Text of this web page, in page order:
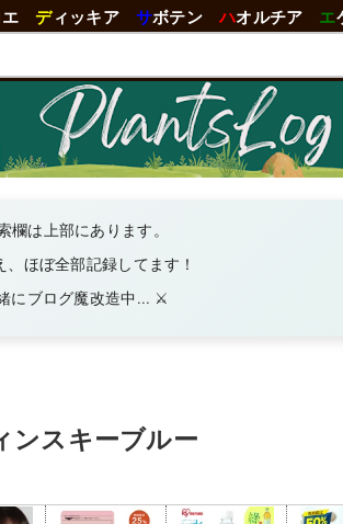
ディッキア サボテン ハオルチア エ
欄は上部にあります。
ほぼ全部記録してます！
にブログ魔改造中... ⚔️
ンスキーブルー